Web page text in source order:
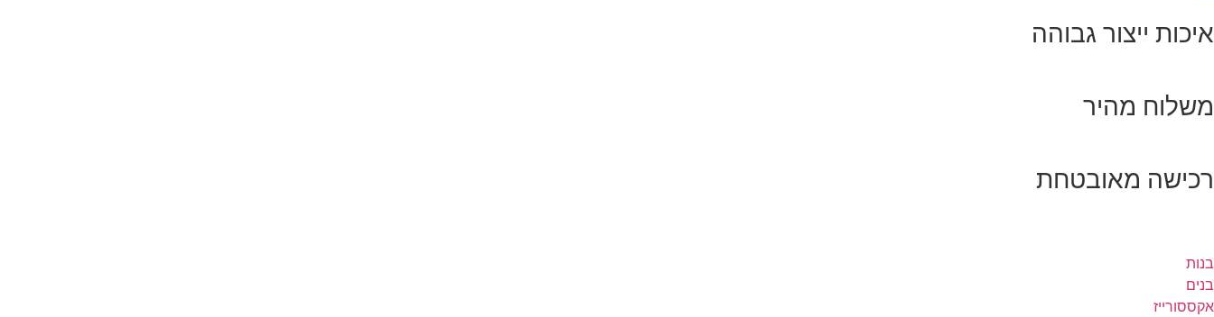
איכות ייצור גבוהה
משלוח מהיר
רכישה מאובטחת
בנות
בנים
אקססורייז